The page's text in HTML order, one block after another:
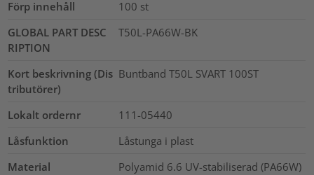
Förp innehåll
100 st
GLOBAL PART DESC
RIPTION
T50L-PA66W-BK
Kort beskrivning (Dis
tributörer)
Buntband T50L SVART 100ST
Lokalt ordernr
111-05440
Låsfunktion
Låstunga i plast
Material
Polyamid 6.6 UV-stabiliserad (PA66W)